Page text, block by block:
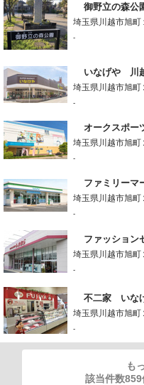
御野立の森公
埼玉県川越市旭町
-
いなげや 川
埼玉県川越市旭町
-
オークスポー
埼玉県川越市旭町
-
ファミリーマ
埼玉県川越市旭町
-
ファッション
埼玉県川越市旭町
-
不二家 いな
埼玉県川越市旭町
-
も
該当件数